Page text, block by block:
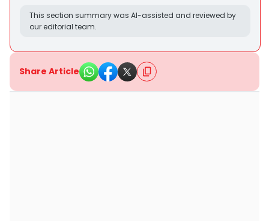
This section summary was AI-assisted and reviewed by
our editorial team.
Share Article